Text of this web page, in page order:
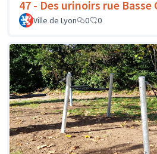
47 - Des urinoirs rue
Ville de Lyon
0 0